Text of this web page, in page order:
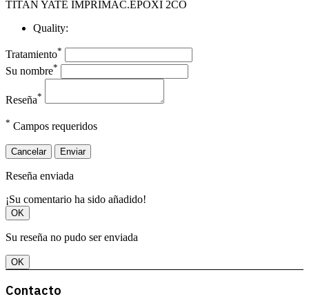
TITAN YATE IMPRIMAC.EPOXI 2CO
Quality:
Tratamiento*
Su nombre*
Reseña*
* Campos requeridos
Cancelar Enviar
Reseña enviada
¡Su comentario ha sido añadido!
OK
Su reseña no pudo ser enviada
OK
Contacto